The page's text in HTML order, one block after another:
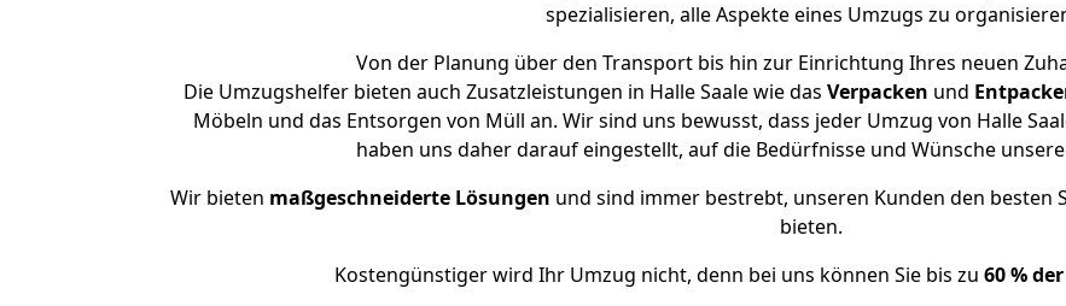
spezialisieren, alle Aspekte eines Umzugs zu
Von der Planung über den Transport bis hin zur Einrichtung Ihres neuen
Die Umzugshelfer bieten auch Zusatzleistungen in Halle Saale wie das Verpacken und
Möbeln und das Entsorgen von Müll an. Wir sind uns bewusst, dass jeder Umzug von Halle
haben uns daher darauf eingestellt, auf die Bedürfnisse und Wünsche
Wir bieten maßgeschneiderte Lösungen und sind immer bestrebt, unseren Kunden den besten
bieten.
Kostengünstiger wird Ihr Umzug nicht, denn bei uns können Sie bis zu 60 %